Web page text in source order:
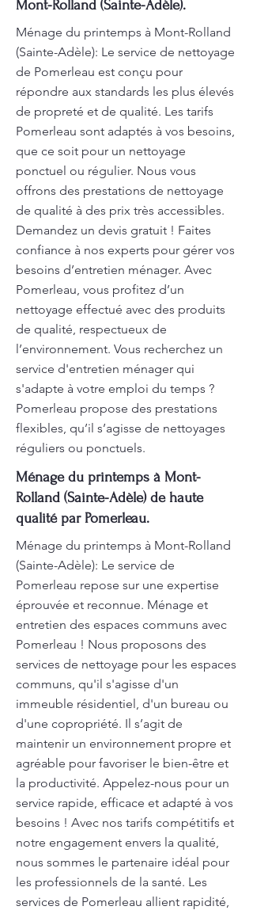
Mont-Rolland (Sainte-Adèle).
Ménage du printemps à Mont-Rolland
(Sainte-Adèle): Le service de nettoyage
de Pomerleau est conçu pour
répondre aux standards les plus élevés
de propreté et de qualité. Les tarifs
Pomerleau sont adaptés à vos besoins,
que ce soit pour un nettoyage
ponctuel ou régulier. Nous vous
offrons des prestations de nettoyage
de qualité à des prix très accessibles.
Demandez un devis gratuit ! Faites
confiance à nos experts pour gérer vos
besoins d’entretien ménager. Avec
Pomerleau, vous profitez d’un
nettoyage effectué avec des produits
de qualité, respectueux de
l’environnement. Vous recherchez un
service d'entretien ménager qui
s'adapte à votre emploi du temps ?
Pomerleau propose des prestations
flexibles, qu’il s’agisse de nettoyages
réguliers ou ponctuels.
Ménage du printemps à Mont-
Rolland (Sainte-Adèle) de haute
qualité par Pomerleau.
Ménage du printemps à Mont-Rolland
(Sainte-Adèle): Le service de
Pomerleau repose sur une expertise
éprouvée et reconnue. Ménage et
entretien des espaces communs avec
Pomerleau ! Nous proposons des
services de nettoyage pour les espaces
communs, qu'il s'agisse d'un
immeuble résidentiel, d'un bureau ou
d'une copropriété. Il s’agit de
maintenir un environnement propre et
agréable pour favoriser le bien-être et
la productivité. Appelez-nous pour un
service rapide, efficace et adapté à vos
besoins ! Avec nos tarifs compétitifs et
notre engagement envers la qualité,
nous sommes le partenaire idéal pour
les professionnels de la santé. Les
services de Pomerleau allient rapidité,